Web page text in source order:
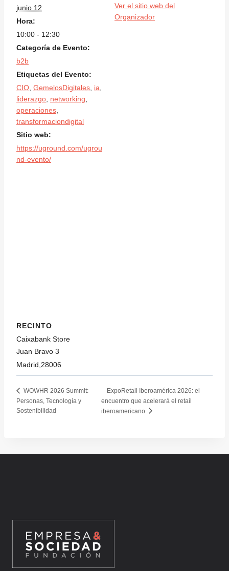
junio 12
Hora:
10:00 - 12:30
Categoría de Evento:
b2b
Etiquetas del Evento:
CIO GemelosDigitales ia
liderazgo networking
operaciones
transformaciondigital
Sitio web:
https://uground.com/ugrou
nd-evento/
Ver el sitio web del
Organizador
RECINTO
Caixabank Store
Juan Bravo 3
Madrid 28006
WOWHR 2026 Summit:
Personas, Tecnología y
Sostenibilidad
ExpoRetail Iberoamérica 2026: el
encuentro que acelerará el retail
iberoamericano